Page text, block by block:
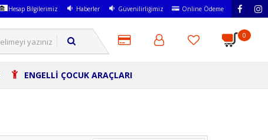
Hesap Bilgilerimiz Haberler Güvenilirliğimiz Online Ödeme
0
ENGELLİ ÇOCUK ARAÇLARI